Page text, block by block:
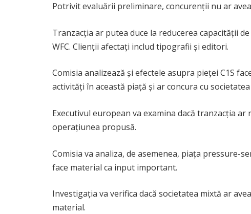
Potrivit evaluării preliminare, concurenții nu ar
Tranzacția ar putea duce la reducerea capacității
WFC. Clienții afectați includ tipografii și editori.
Comisia analizează și efectele asupra pieței C1S
activități în această piață și ar concura cu
Executivul european va examina dacă tranzacția
operațiunea propusă.
Comisia va analiza, de asemenea, piața pressure-
face material ca input important.
Investigația va verifica dacă societatea mixtă ar
material.